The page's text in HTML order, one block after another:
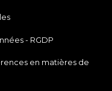
- RGDP
en matières de